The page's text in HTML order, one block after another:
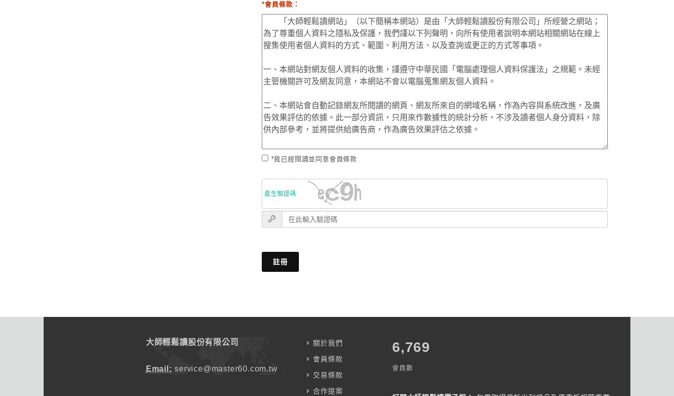
*會員條款：
*我已經閱讀並同意會員條款
產生驗證碼
註冊
大師輕鬆讀股份有限公司
Email: service@master60.com.tw
關於我們
會員條款
交易條款
合作提案
7,787
會員數